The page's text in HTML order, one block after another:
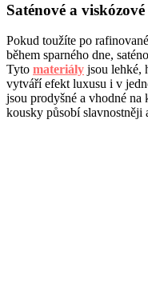
Saténové a
Pokud toužíte po
během sparného dne,
Tyto materiály jsou lehké,
vytváří efekt luxusu i v
jsou prodyšné a vhodné na
kousky působí slavnostněji